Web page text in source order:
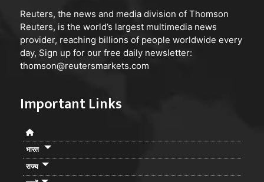
Reuters, the news and media division of Thomson
Reuters, is the world’s largest multimedia news
provider, reaching billions of people worldwide every
day, Sign up for our free daily newsletter:
thomson@reutersmarkets.com
Important Links
भारत
राज्य